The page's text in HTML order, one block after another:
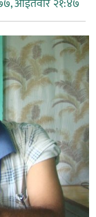
आईतवार २१:४७